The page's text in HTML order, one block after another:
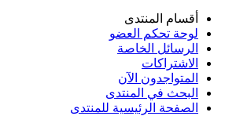
أقسام المنتدى
لوحة تحكم العضو
الرسائل الخاصة
الاشتراكات
المتواجدون الآن
البحث في المنتدى
الصفحة الرئيسية للمنتدى